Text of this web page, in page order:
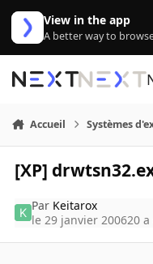
Aller au contenu
View in the app
A better way to
Accueil Systèmes
[XP]
Par Keitarox
le 29 janvier 200620 a